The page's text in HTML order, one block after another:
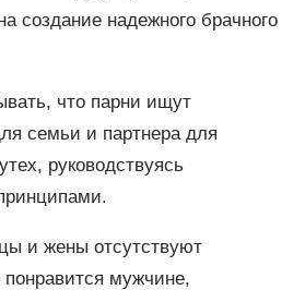
создание надежного брачного
что парни ищут
семьи и партнера для
руководствуясь
и жены отсутствуют
мужчине,